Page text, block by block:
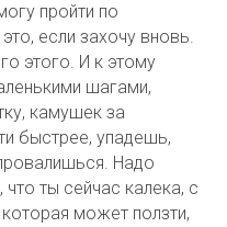
пройти по
если захочу вновь.
этого. И к этому
шагами,
камушек за
быстрее, упадешь,
Надо
что ты сейчас калека, с
может ползти,